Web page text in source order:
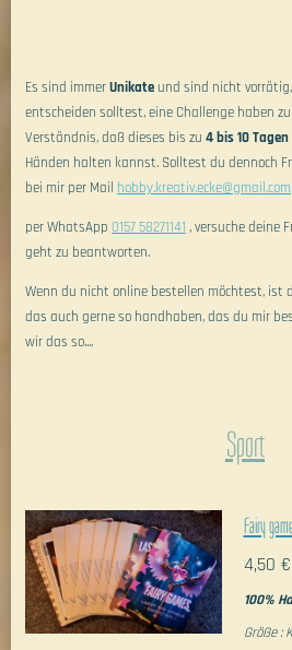
Es sind immerUnikate und sind nicht
entscheiden solltest, eine Challenge haben
Verständnis, daß dieses bis zu 4 bis 10 Tagen
Händen halten kannst. Solltest du dennoch
bei mir per Mail hobby.kreativ.ecke@gmail.com
per WhatsApp 0157 58271141 , versuche deine
geht zu beantworten.
Wenn du nicht online bestellen möchtest, ist
das auch gerne so handhaben, das du mir
wir das so....
Sport
Fairy
4,50 €
100%
Größe :